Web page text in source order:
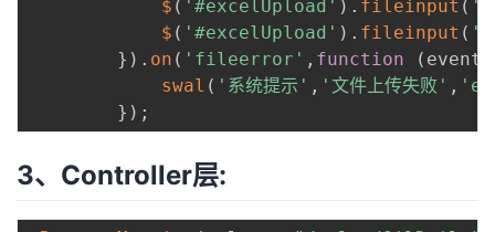
$ ( '#excelUpload' ) . fileinput (
$ ( '#excelUpload' ) . fileinput (
} ) . on ( 'fileerror' , function ( event
swal ( '系统提示' , '文件上传失败' ,
} ) ;
3、Controller层: